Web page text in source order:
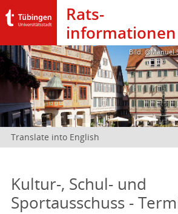
Rats­
informationen
Bild: @Manuel
Translate into English
Kultur-, Schul- und
Sportausschuss -